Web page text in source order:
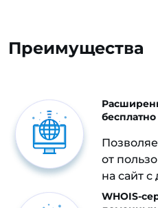
Преимущества
бесплатно
от
на сайт
WHOIS-